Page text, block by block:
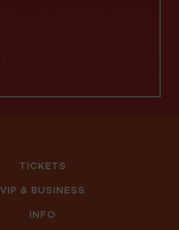
TICKETS
VIP & BUSINESS
INFO